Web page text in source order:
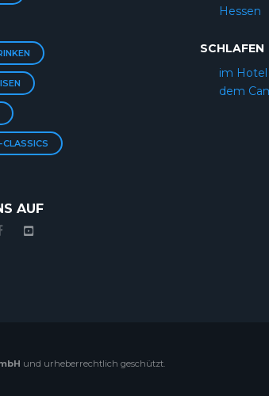
AUF
Hessen
SCHLAFEN
im
dem
und urheberrechtlich geschützt.